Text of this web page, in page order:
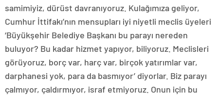
samimiyiz, dürüst davranıyoruz. Kulağımıza geliyor,
Cumhur İttifakı’nın mensupları iyi niyetli meclis üyeleri
‘Büyükşehir Belediye Başkanı bu parayı nereden
buluyor? Bu kadar hizmet yapıyor, biliyoruz. Meclisleri
görüyoruz, borç var, harç var, birçok yatırımlar var,
darphanesi yok, para da basmıyor’ diyorlar. Biz parayı
çalmıyor, çaldırmıyor, israf etmiyoruz. Onun için bu